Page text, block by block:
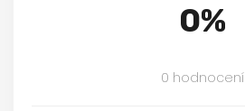
0%
0 hodnocení